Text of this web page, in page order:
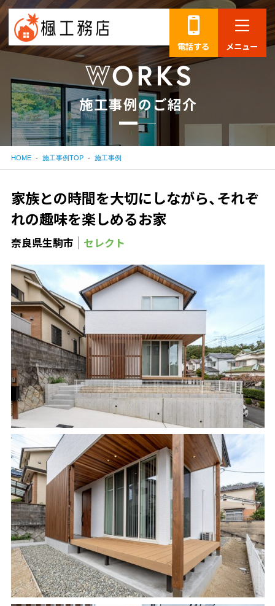
電話する メニュー
施工事例の ご紹介
HOME 施工事例TOP 施工事例
家族との時間を大切にしながら、それぞ
れの趣味を楽しめるお家
奈良県生駒市 セレクト